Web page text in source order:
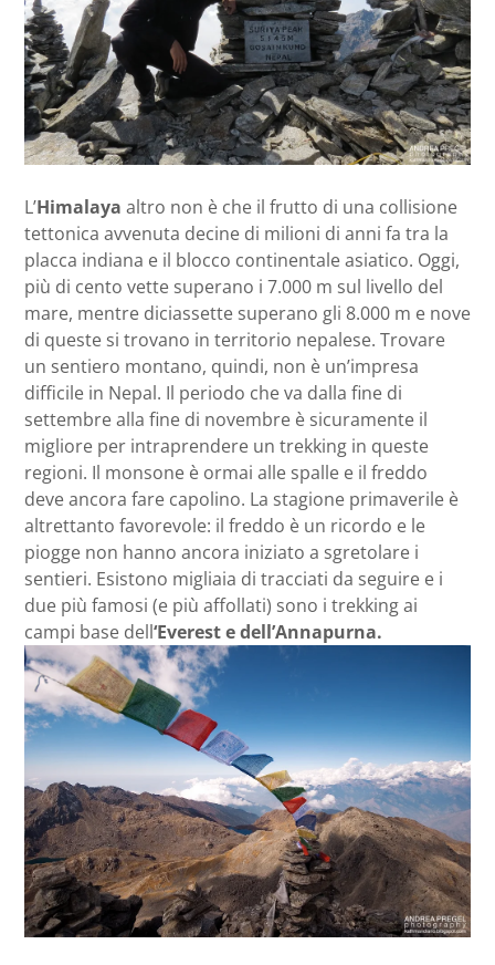
L’Himalaya altro non è che il frutto di una collisione
tettonica avvenuta decine di milioni di anni fa tra la
placca indiana e il blocco continentale asiatico. Oggi,
più di cento vette superano i 7.000 m sul livello del
mare, mentre diciassette superano gli 8.000 m e nove
di queste si trovano in territorio nepalese. Trovare
un sentiero montano, quindi, non è un’impresa
difficile in Nepal. Il periodo che va dalla fine di
settembre alla fine di novembre è sicuramente il
migliore per intraprendere un trekking in queste
regioni. Il monsone è ormai alle spalle e il freddo
deve ancora fare capolino. La stagione primaverile è
altrettanto favorevole: il freddo è un ricordo e le
piogge non hanno ancora iniziato a sgretolare i
sentieri. Esistono migliaia di tracciati da seguire e i
due più famosi (e più affollati) sono i trekking ai
campi base dell‘Everest e dell’Annapurna.